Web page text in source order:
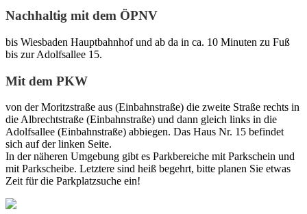
Nachhaltig mit dem ÖPNV
bis Wiesbaden Hauptbahnhof und ab da in ca. 10 Minuten zu Fuß
bis zur Adolfsallee 15.
Mit dem PKW
von der Moritzstraße aus (Einbahnstraße) die zweite Straße rechts in
die Albrechtstraße (Einbahnstraße) und dann gleich links in die
Adolfsallee (Einbahnstraße) abbiegen. Das Haus Nr. 15 befindet
sich auf der linken Seite.
In der näheren Umgebung gibt es Parkbereiche mit Parkschein und
mit Parkscheibe. Letztere sind heiß begehrt, bitte planen Sie etwas
Zeit für die Parkplatzsuche ein!